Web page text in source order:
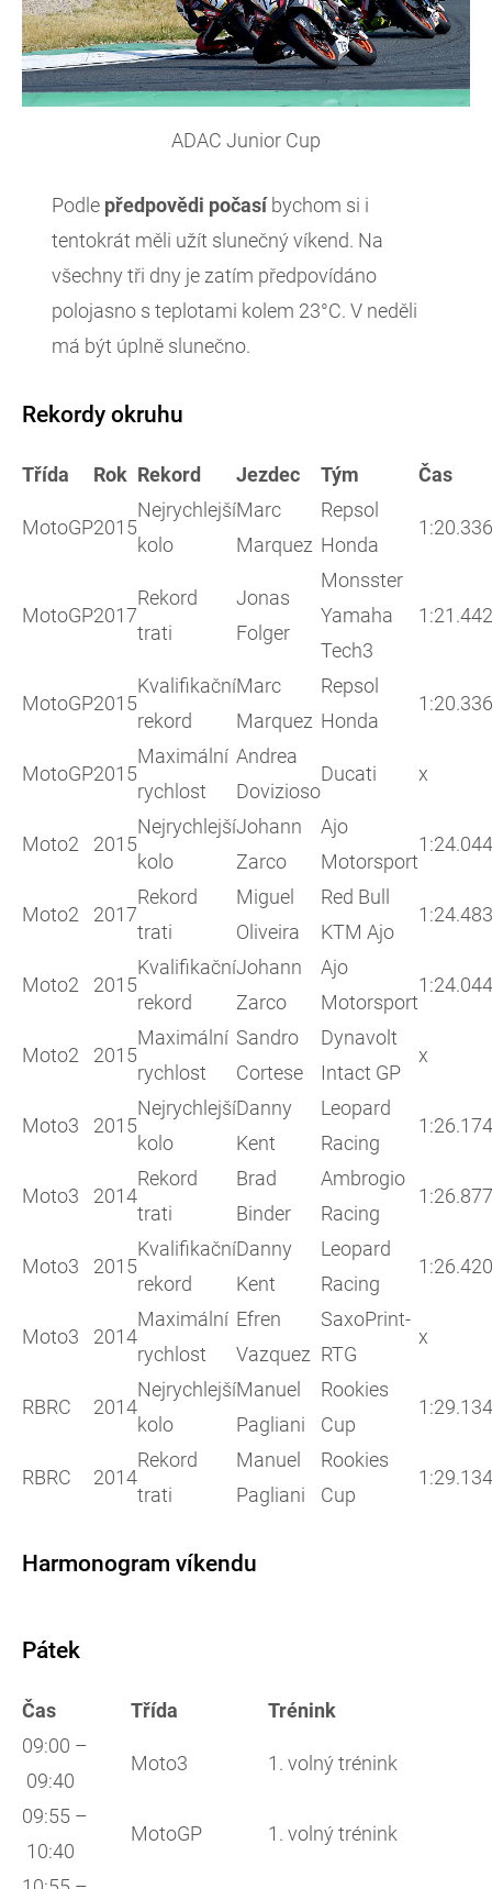
ADAC Junior Cup
Podle předpovědi počasíbychom si i
tentokrát měli užít slunečný víkend. Na
všechny tři dny je zatím předpovídáno
polojasno s teplotami kolem 23°C. V neděli
má být úplně slunečno.
Rekordy okruhu
Třída Rok Rekord Jezdec Tým Čas
MotoGP2015
Nejrychlejší
kolo
Marc
Marquez
Repsol
Honda
1:20.336
MotoGP2017
Rekord
trati
Jonas
Folger
Monsster
Yamaha
Tech3
1:21.442
MotoGP2015
Kvalifikační
rekord
Marc
Marquez
Repsol
Honda
1:20.336
MotoGP2015
Maximální
rychlost
Andrea
Dovizioso
Ducati x
Moto2 2015
Nejrychlejší
kolo
Johann
Zarco
Ajo
Motorsport
1:24.044
Moto2 2017
Rekord
trati
Miguel
Oliveira
Red Bull
KTM Ajo
1:24.483
Moto2 2015
Kvalifikační
rekord
Johann
Zarco
Ajo
Motorsport
1:24.044
Moto2 2015
Maximální
rychlost
Sandro
Cortese
Dynavolt
Intact GP
x
Moto3 2015
Nejrychlejší
kolo
Danny
Kent
Leopard
Racing
1:26.174
Moto3 2014
Rekord
trati
Brad
Binder
Ambrogio
Racing
1:26.877
Moto3 2015
Kvalifikační
rekord
Danny
Kent
Leopard
Racing
1:26.420
Moto3 2014
Maximální
rychlost
Efren
Vazquez
SaxoPrint-
RTG
x
RBRC 2014
Nejrychlejší
kolo
Manuel
Pagliani
Rookies
Cup
1:29.134
RBRC 2014
Rekord
trati
Manuel
Pagliani
Rookies
Cup
1:29.134
Harmonogram víkendu
Pátek
Čas Třída
Trénink
09:00 –
09:40
Moto3 1. volný trénink
09:55 –
10:40
MotoGP 1. volný trénink